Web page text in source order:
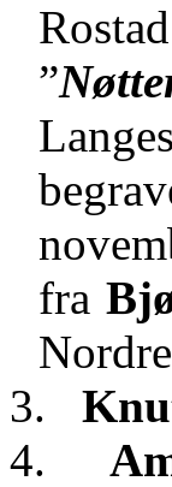
”
fra
3.
4.